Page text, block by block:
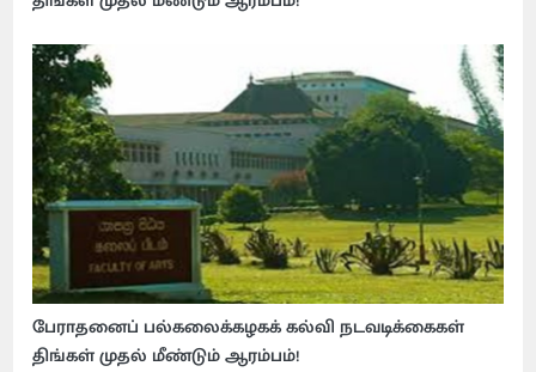
பேராதனைப் பல்கலைக்கழகக் கல்வி நடவடிக்கைகள்
திங்கள் முதல் மீண்டும் ஆரம்பம்!